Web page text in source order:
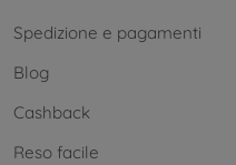
Spedizione e pagamenti
Blog
Cashback
Reso facile